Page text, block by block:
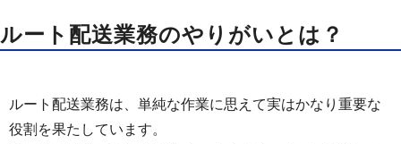
ルート配送業務のやりがいとは？
ルート配送業務は、単純な作業に思えて実はかなり重要な
役割を果たしています。